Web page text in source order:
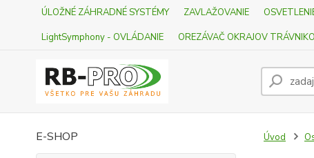
ÚLOŽNÉ ZÁHRADNÉ SYSTÉMY ZAVLAŽOVANIE
LightSymphony - OVLÁDANIE
OREZÁVAČ OKRAJOV
E-SHOP Úvod